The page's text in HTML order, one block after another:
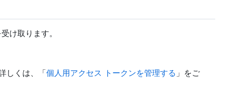
け取ります。
しくは、「個人用アクセス トークンを管理する 」をご